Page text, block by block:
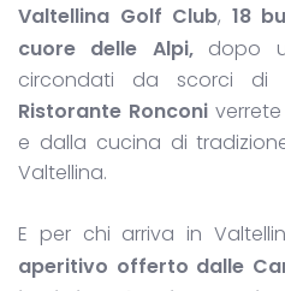
Valtellina Golf Club, 18
cuore delle Alpi,dopo
circondati da scorci di
Ristorante Ronconi
e dalla cucina di
Valtellina.
E per chi arriva in
aperitivo offerto dalle